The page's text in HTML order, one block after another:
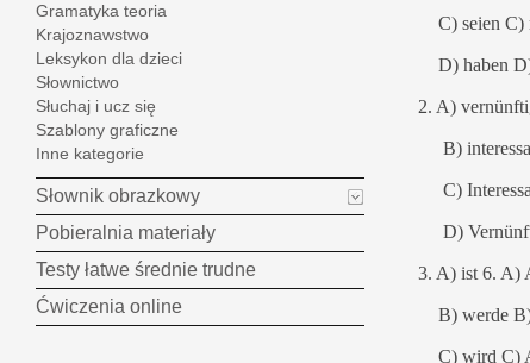
C) seien C)
D) haben
2. A)
B)
C)
D)
3. A) ist 6. A)
B) werde
C) wird C)
Gramatyka teoria
Krajoznawstwo
Leksykon dla dzieci
Słownictwo
Słuchaj i ucz się
Szablony graficzne
Inne kategorie
Słownik obrazkowy
Pobieralnia materiały
Testy łatwe średnie trudne
Ćwiczenia online